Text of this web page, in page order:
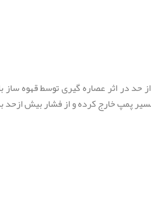
حد در اثر عصاره گیری توسط قهوه
پمپ خارج کرده و از فشار بیش ازحد